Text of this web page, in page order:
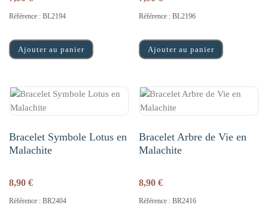
Référence : BL2194
Ajouter au panier
Référence : BL2196
Ajouter au panier
Bracelet Symbole Lotus en
Malachite
8,90 €
Référence : BR2404
Bracelet Arbre de Vie en
Malachite
8,90€
Référence : BR2416